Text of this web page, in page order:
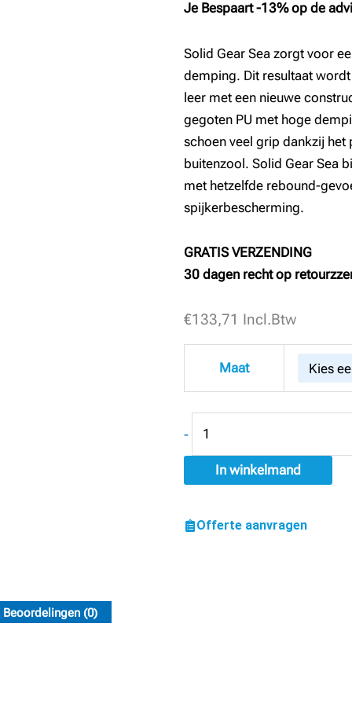
€129,95.€110,50.
Je Bespaart -13% op de
Solid Gear Sea zorgt voor
demping. Dit resultaat
leer met een nieuwe
gegoten PU met hoge
schoen veel grip dankzij
buitenzool. Solid Gear Sea
met hetzelfde rebound-
spijkerbescherming.
GRATIS VERZENDING
30 dagen recht op
€133,71 Incl.Btw
Maat
-
SOLID
GEAR
aantal
In winkelmand
Offerte aanvragen
Beoordelingen (0)